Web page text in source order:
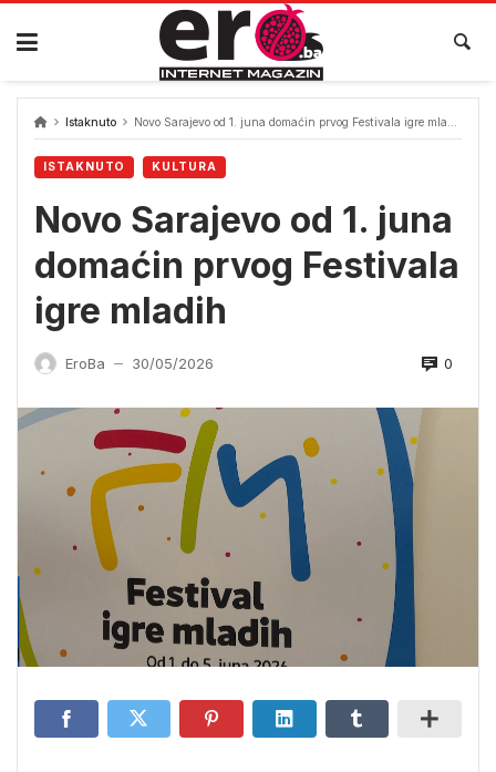
Skip
content
Istaknuto Novo Sarajevo od 1. juna domaćin prvog Festivala igre mladih
ISTAKNUTO KULTURA
Novo Sarajevo od 1. juna
domaćin prvog Festivala
igre mladih
EroBa — 30/05/2026 0